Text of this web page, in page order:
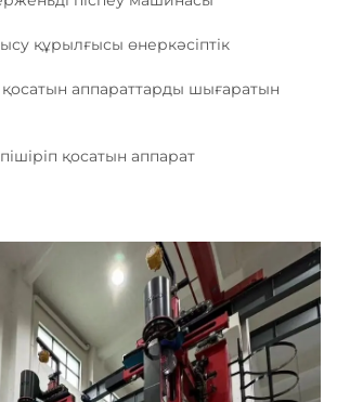
құрылғысы өнеркәсіптік
қосатын аппараттарды шығаратын
қосатын аппарат